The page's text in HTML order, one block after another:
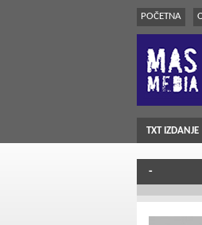
POČETNA
TXT IZDANJE
-